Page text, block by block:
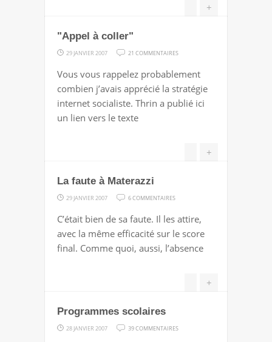
+
"Appel à coller"
29 JANVIER 2007 21 COMMENTAIRES
À
COLLER"
Vous vous rappelez probablement
combien j’avais apprécié la stratégie
internet socialiste. Thrin a publié ici
un lien vers le texte
+
La faute à Materazzi
29 JANVIER 2007 6 COMMENTAIRES
FAUTE
À
MATERAZZI
C’était bien de sa faute. Il les attire,
avec la même efficacité sur le score
final. Comme quoi, aussi, l’absence
+
Programmes scolaires
28 JANVIER 2007 39 COMMENTAIRES